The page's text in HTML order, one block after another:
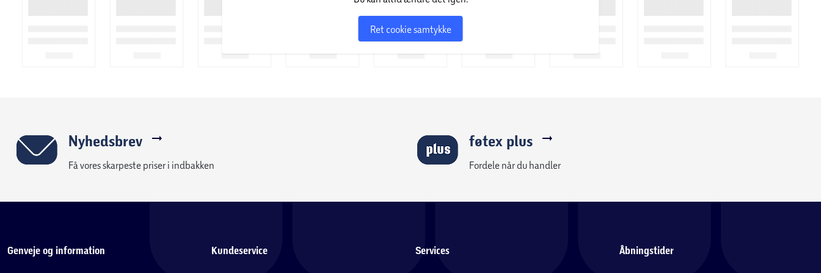
tv'et eller sæt dig i din yndlingsstol. Den fulde massageoverflade på Cozy Vibra giver dig mulighed for at få en
Specifikationer:
- Vibrationsmassage.
- 5 driftstilstande og massagezoner.
- 12 massagehoveder
Inkluderet i leveringen: Strømforsyning, manual.
Ret cookie samtykke
Nyhedsbrev
Få vores skarpeste priser i indbakken
føtex plus
Fordele når du handler
Genveje og information Kundeservice Services Åbningstider